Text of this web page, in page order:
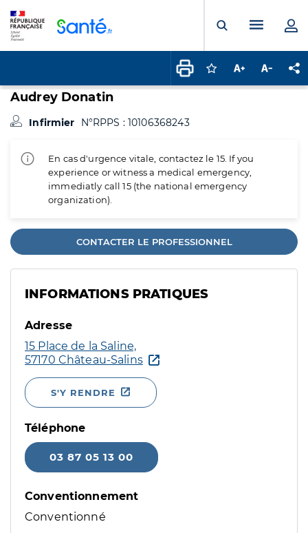
Ouvrir laMenu
Connectez-vous
Augmenter la
Audrey Donatin
Infirmier N°RPPS : 10106368243
En cas d'urgence vitale, contactez le 15. If you
experience or witness a medical emergency,
immediatly call 15 (the national emergency
organization).
CONTACTER LE PROFESSIONNEL
INFORMATIONS PRATIQUES
Adresse
15 Place de la Saline,
57170 Château-Salins
S'Y RENDRE
Téléphone
03 87 05 13 00
Conventionnement
Conventionné